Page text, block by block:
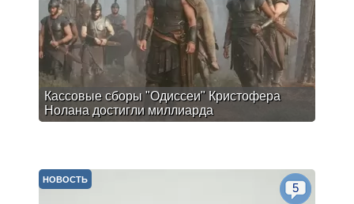
Кассовые сборы "Одиссеи" Кристофера
Нолана достигли миллиарда
НОВОСТЬ
5